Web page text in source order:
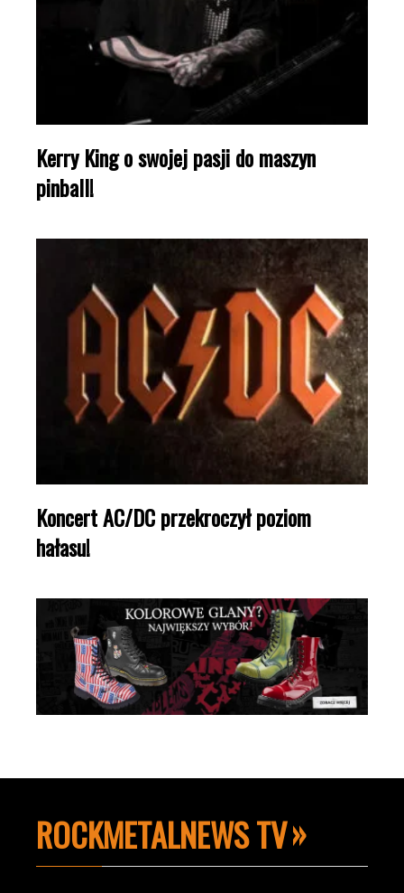
Kerry King o swojej pasji do maszyn
pinball!
Koncert AC/DC przekroczył poziom
hałasu!
ROCKMETALNEWS TV